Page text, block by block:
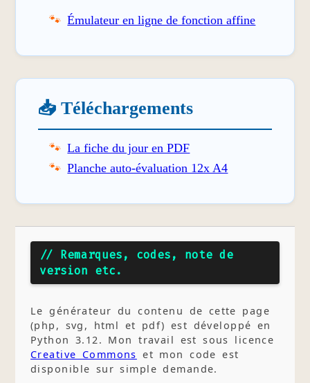
Émulateur en ligne de fonction affine
📥 Téléchargements
La fiche du jour en PDF
Planche auto-évaluation 12x A4
// Remarques, codes, note de
version etc.
Le générateur du contenu de cette page
(php, svg, html et pdf) est développé en
Python 3.12. Mon travail est sous licence
Creative Commons et mon code est
disponible sur simple demande.